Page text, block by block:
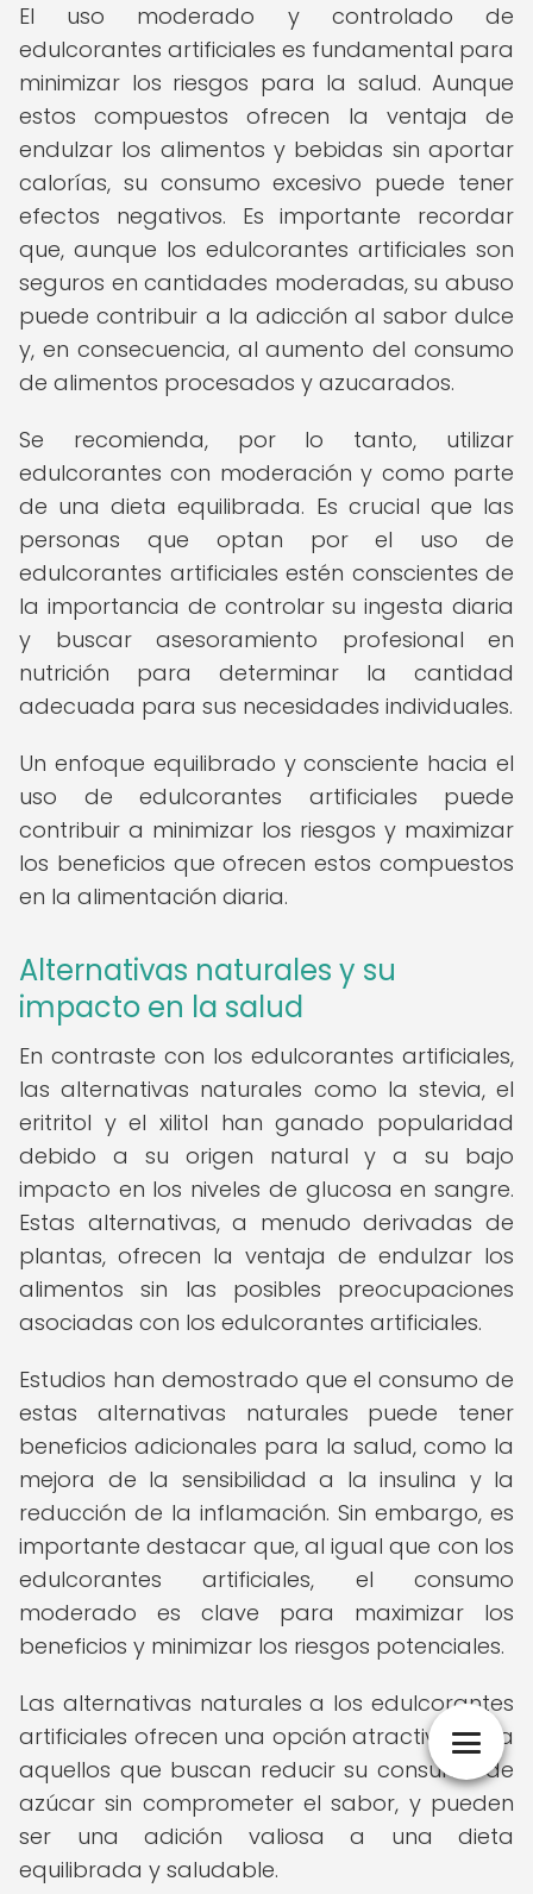
El uso moderado y controlado de
edulcorantes artificiales es fundamental para
minimizar los riesgos para la salud. Aunque
estos compuestos ofrecen la ventaja de
endulzar los alimentos y bebidas sin aportar
calorías, su consumo excesivo puede tener
efectos negativos. Es importante recordar
que, aunque los edulcorantes artificiales son
seguros en cantidades moderadas, su abuso
puede contribuir a la adicción al sabor dulce
y, en consecuencia, al aumento del consumo
de alimentos procesados y azucarados.
Se recomienda, por lo tanto, utilizar
edulcorantes con moderación y como parte
de una dieta equilibrada. Es crucial que las
personas que optan por el uso de
edulcorantes artificiales estén conscientes de
la importancia de controlar su ingesta diaria
y buscar asesoramiento profesional en
nutrición para determinar la cantidad
adecuada para sus necesidades individuales.
Un enfoque equilibrado y consciente hacia el
uso de edulcorantes artificiales puede
contribuir a minimizar los riesgos y maximizar
los beneficios que ofrecen estos compuestos
en la alimentación diaria.
Alternativas naturales y su
impacto en la salud
En contraste con los edulcorantes artificiales,
las alternativas naturales como la stevia, el
eritritol y el xilitol han ganado popularidad
debido a su origen natural y a su bajo
impacto en los niveles de glucosa en sangre.
Estas alternativas, a menudo derivadas de
plantas, ofrecen la ventaja de endulzar los
alimentos sin las posibles preocupaciones
asociadas con los edulcorantes artificiales.
Estudios han demostrado que el consumo de
estas alternativas naturales puede tener
beneficios adicionales para la salud, como la
mejora de la sensibilidad a la insulina y la
reducción de la inflamación. Sin embargo, es
importante destacar que, al igual que con los
edulcorantes artificiales, el consumo
moderado es clave para maximizar los
beneficios y minimizar los riesgos potenciales.
Las alternativas naturales a los edulcorantes
artificiales ofrecen una opción atractiva para
aquellos que buscan reducir su consumo de
azúcar sin comprometer el sabor, y pueden
ser una adición valiosa a una dieta
equilibrada y saludable.